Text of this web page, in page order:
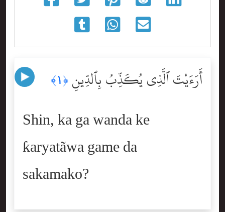
أَرَءَيْتَ ٱلَّذِى يُكَذِّبُ بِٱلدِّينِ ﴿١﴾
Shin, ka ga wanda ke
ƙaryatãwa game da
sakamako?